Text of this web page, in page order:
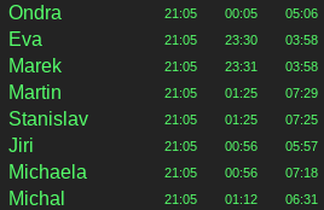
Ondra 21:05 00:05 05:06
Eva 21:05 23:30 03:58
Marek 21:05 23:31 03:58
Martin 21:05 01:25 07:29
Stanislav 21:05 01:25 07:25
Jiri 21:05 00:56 05:57
Michaela 21:05 00:56 07:18
Michal 21:05 01:12 06:31